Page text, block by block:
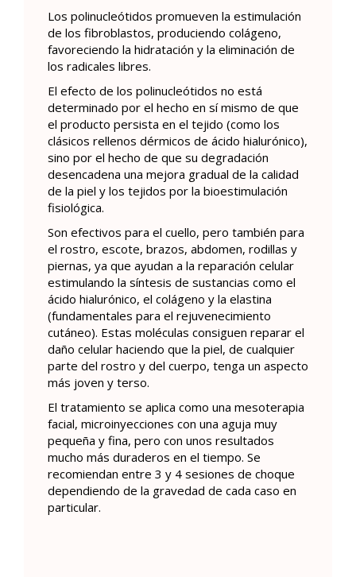
Los polinucleótidos promueven la estimulación
de los fibroblastos, produciendo colágeno,
favoreciendo la hidratación y la eliminación de
los radicales libres.
El efecto de los polinucleótidos no está
determinado por el hecho en sí mismo de que
el producto persista en el tejido (como los
clásicos rellenos dérmicos de ácido hialurónico),
sino por el hecho de que su degradación
desencadena una mejora gradual de la calidad
de la piel y los tejidos por la bioestimulación
fisiológica.
Son efectivos para el cuello, pero también para
el rostro, escote, brazos, abdomen, rodillas y
piernas, ya que ayudan a la reparación celular
estimulando la síntesis de sustancias como el
ácido hialurónico, el colágeno y la elastina
(fundamentales para el rejuvenecimiento
cutáneo). Estas moléculas consiguen reparar el
daño celular haciendo que la piel, de cualquier
parte del rostro y del cuerpo, tenga un aspecto
más joven y terso.
El tratamiento se aplica como una mesoterapia
facial, microinyecciones con una aguja muy
pequeña y fina, pero con unos resultados
mucho más duraderos en el tiempo. Se
recomiendan entre 3 y 4 sesiones de choque
dependiendo de la gravedad de cada caso en
particular.